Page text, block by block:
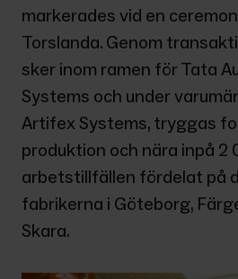
markerades vid en
Torslanda. Genom
sker inom ramen för Tata
Systems och under
Artifex Systems, tryggas
produktion och nära inpå 2
arbetstillfällen fördelat på
fabrikerna i Göteborg,
Skara.